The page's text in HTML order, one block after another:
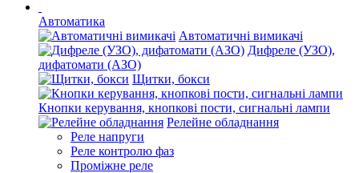
Автоматика
Автоматичні вимикачі
Дифреле (УЗО),
дифатомати (АЗО)
Щитки, бокси
Кнопки керування, кнопкові пости, сигнальні лампи
Релейне обладнання
Реле напруги
Реле контролю фаз
Проміжне реле